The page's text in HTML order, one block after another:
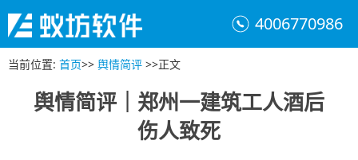
4006770986
当前位置: 首页>> 舆情简评 >>正文
舆情简评｜郑州一建筑工人酒后
伤人致死